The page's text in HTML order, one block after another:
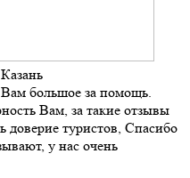
большое за помощь.
Вам, за такие отзывы
доверие туристов, Спасибо
у нас очень